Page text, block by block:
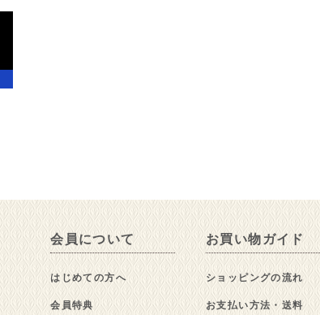
会員について
はじめての方へ
会員特典
お買い物ガイド
ショッピングの流れ
お支払い方法・送料